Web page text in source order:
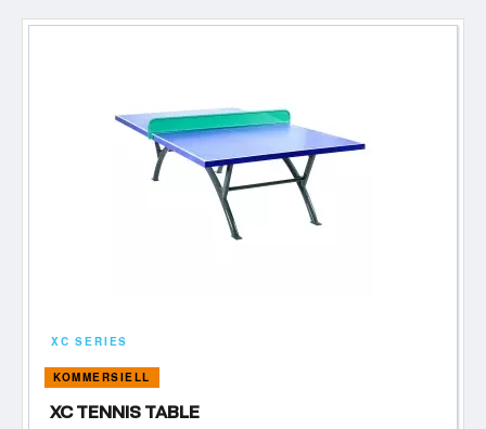
XC SERIES
KOMMERSIELL
XC TENNIS TABLE